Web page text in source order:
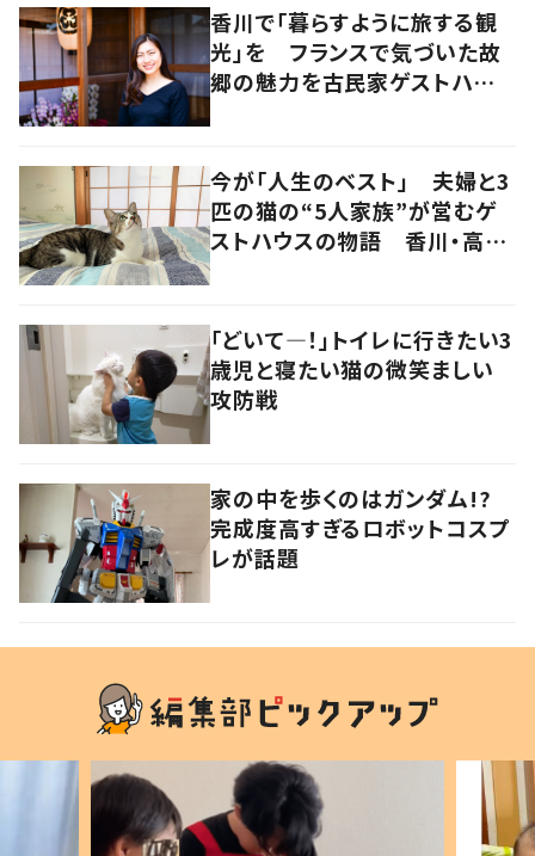
香川で「暮らすように旅する観
光」を フランスで気づいた故
郷の魅力を古民家ゲストハウス
今が「人生のベスト」 夫婦と3
匹の猫の“5人家族”が営むゲ
ストハウスの物語 香川・高松
「どいて―！」トイレに行きたい3
歳児と寝たい猫の微笑ましい
攻防戦
家の中を歩くのはガンダム!?
完成度高すぎるロボットコスプ
レが話題